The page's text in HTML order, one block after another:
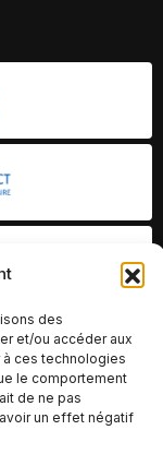
des
et/ou accéder aux
ces technologies
le comportement
de ne pas
un effet négatif